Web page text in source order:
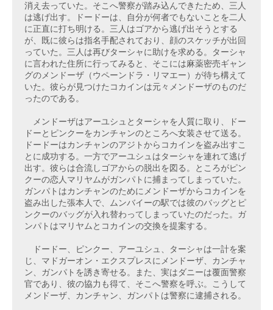
消え去っていた。そこへ警察が踏み込んできたため、三人
は逃げ出す。ドードーは、自分が何者でもないことを二人
に正直に打ち明ける。三人はゴアから逃げ出そうとする
が、既に彼らは指名手配されており、顔のスケッチが出回
っていた。三人は再びターシャに助けを求める。ターシャ
に言われた住所に行ってみると、そこには麻薬密売ギャン
グのメンドーザ（ウペーンドラ・リマエー）が待ち構えて
いた。彼らが見つけたコカインは元々メンドーザのものだ
ったのである。
メンドーザはアーユシュとターシャを人質に取り、ドー
ドーとピンクーをカンチャンのところへ女装させて送る。
ドードーはカンチャンのアジトからコカインを盗み出すこ
とに成功する。一方でアーユシュはターシャを連れて逃げ
出す。彼らは合流しゴアからの脱出を図る。ところがピン
クーの恋人マリヤムがガンパトに捕まってしまっていた。
ガンパトはカンチャンのためにメンドーザからコカインを
盗み出した張本人で、ムンバイーの駅では彼のバッグとピ
ンクーのバッグが入れ替わってしまっていたのだった。ガ
ンパトはマリヤムとコカインの交換を提案する。
ドードー、ピンクー、アーユシュ、ターシャは一計を案
じ、マドガーオン・エクスプレスにメンドーザ、カンチャ
ン、ガンパトを誘き寄せる。また、実はダニーは覆面警察
官であり、彼の協力も得て、そこへ警察を呼ぶ。こうして
メンドーザ、カンチャン、ガンパトは警察に逮捕される。